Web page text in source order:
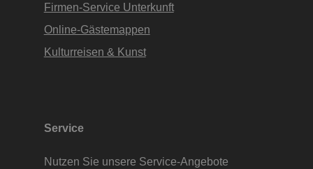
Firmen-Service Unterkunft
Online-Gästemappen
Kulturreisen & Kunst
Service
Nutzen Sie unsere Service-Angebote